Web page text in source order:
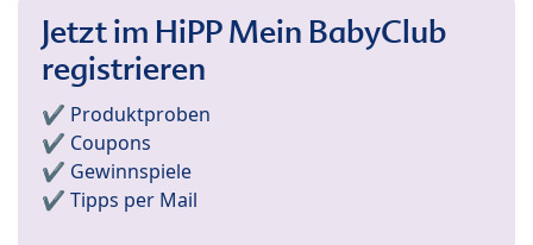
Jetzt im HiPP Mein BabyClub
registrieren
✔️ Produktproben
✔️ Coupons
✔️ Gewinnspiele
✔️ Tipps per Mail